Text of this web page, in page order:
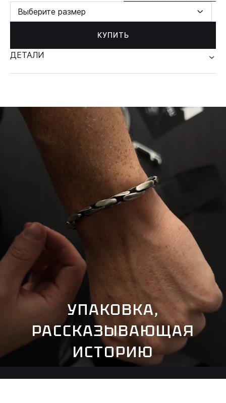
Выберите размер
КУПИТЬ
ДЕТАЛИ
УПАКОВКА,
РАССКАЗЫВАЮЩАЯ
ИСТОРИЮ